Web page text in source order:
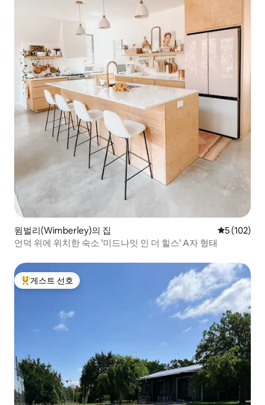
윔벌리(Wimberley)의 집 평점 5점(5
5 (102)
언덕 위에 위치한 숙소 '미드나잇 인 더 힐스' A자 형태
상위 게스트 선호
게스트 선호